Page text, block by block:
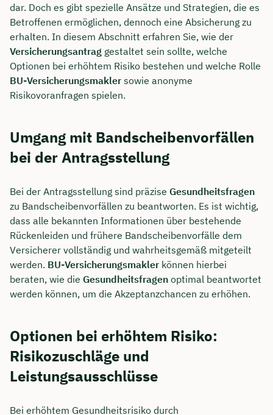
dar. Doch es gibt spezielle Ansätze und Strategien, die es
Betroffenen ermöglichen, dennoch eine Absicherung zu
erhalten. In diesem Abschnitt erfahren Sie, wie der
Versicherungsantrag gestaltet sein sollte, welche
Optionen bei erhöhtem Risiko bestehen und welche Rolle
BU-Versicherungsmakler sowie anonyme
Risikovoranfragen spielen.
Umgang mit Bandscheibenvorfällen
bei der Antragsstellung
Bei der Antragsstellung sind präzise Gesundheitsfragen
zu Bandscheibenvorfällen zu beantworten. Es ist wichtig,
dass alle bekannten Informationen über bestehende
Rückenleiden und frühere Bandscheibenvorfälle dem
Versicherer vollständig und wahrheitsgemäß mitgeteilt
werden. BU-Versicherungsmakler können hierbei
beraten, wie die Gesundheitsfragen optimal beantwortet
werden können, um die Akzeptanzchancen zu erhöhen.
Optionen bei erhöhtem Risiko:
Risikozuschläge und
Leistungsausschlüsse
Bei erhöhtem Gesundheitsrisiko durch